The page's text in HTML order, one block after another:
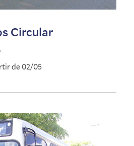
Circular
de 02/05